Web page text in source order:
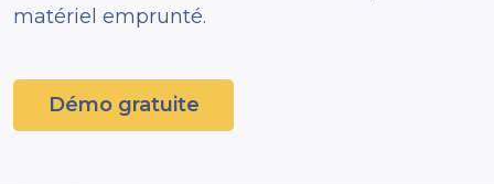
matériel emprunté.
Démo gratuite